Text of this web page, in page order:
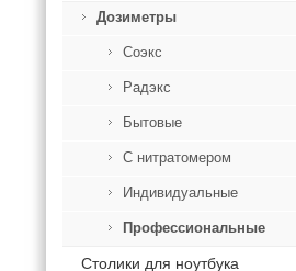
Дозиметры
Соэкс
Радэкс
Бытовые
С нитратомером
Индивидуальные
Профессиональные
Столики для ноутбука